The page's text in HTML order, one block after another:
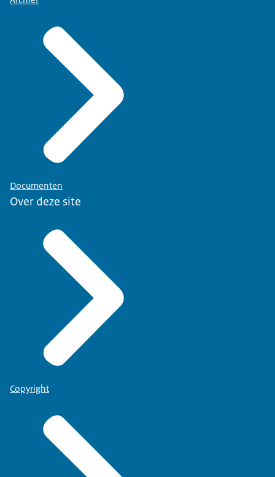
Documenten
Over deze site
Copyright